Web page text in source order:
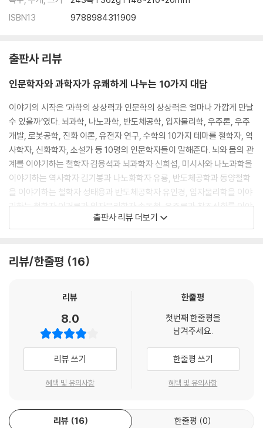
ISBN13
9788984311909
출판사 리뷰
인문학자와 과학자가 유쾌하게 나누는 10가지 대담
이야기의 시작은 ‘과학의 상상력과 인문학의 상상력은 얼마나 가깝게 만날
수 있을까’였다. 뇌과학, 나노과학, 반도체공학, 입자물리학, 우주론, 우주
개발, 로봇공학, 진화 이론, 유전자 연구, 수학의 10가지 테마를 철학자, 역
사학자, 신화학자, 소설가 등 10명의 인문학자들이 말해준다. 뇌와 몸의 관
계를 이야기하는 철학자 김용석과 뇌과학자 신희섭, 미시사와 나노과학을
이야기하는 역사학자 김기봉과 나노화학자 유룡, 반도체공학과 동양철학
을 이야기하는 철학자 성태용과 반도체공학자 유인경, 입자물리학을 이야
기하는 철학자 이거룡과 입자물리학자 손동철, 우주론과 창조신화를 이야
기하는 신화학자 정재서와 천문학자 박창범, 우주 개발에 관한 딴지일보
설가 공지영과 동물행동학자 최재천의 이야기, 유전자 권력 시대에 대한
청장 유홍준과 수학자 계영희의 이야기까지. 인문학자들은 그들이 바라보
는 시점으로 과학 연구의 시작부터 미래의 전망까지 과학을 좀 더 쉽게 접
근할 수 있도록 해준다. 보론으로 한국사회에서 느껴지는 인문학과 과학의
대화를 이야기하는 홍성욱 교수의 글과 독자의 이야기를 돕기 위해 ‘쉽게
읽는 과학의 발자취’를 테마글 뒤에 실었다.
더불어 과학과 인문학은 세상을 어떻게 다르게, 어떻게 비슷하게 바라보는
나 발명에 이르는 과정은 인문학자들이 새로운 통찰에 이르는 과정과 얼마
르고 또 같은가? 우주론 연구자의 추론과 생명과학자의 실험은 과학지식
출판사 리뷰 더보기
리뷰/한줄평 16
리뷰
8.0
리뷰 쓰기
혜택 및 유의사항
한줄평
첫번째 한줄평을
남겨주세요.
한줄평 쓰기
혜택 및 유의사항
리뷰 16 한줄평 0